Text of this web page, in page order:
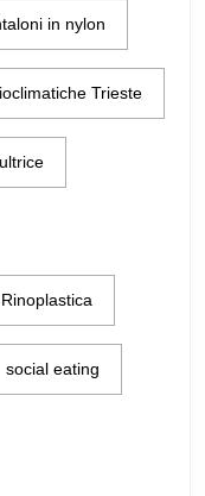
in nylon
Trieste
Rinoplastica
social eating